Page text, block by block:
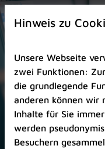
Zur
Startseite
Zum
Seitenanfang
springen
(Schnelltaste
A)
Zur
Hinweis zu
Unsere Webseite
zwei Funktionen:
die grundlegende
anderen können wir
Inhalte für Sie
werden
Besuchern